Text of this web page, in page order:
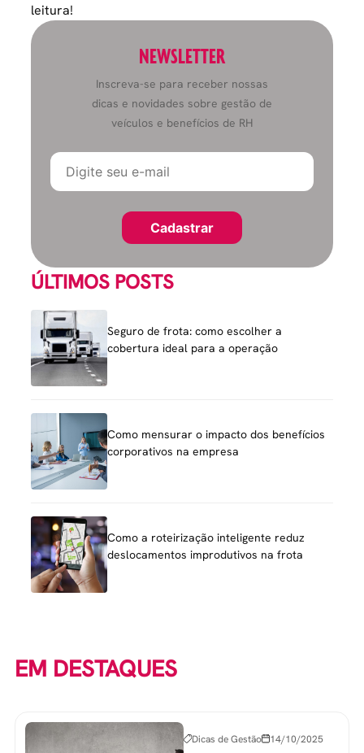
leitura!
NEWSLETTER
Inscreva-se para receber nossas
dicas e novidades sobre gestão de
veículos e benefícios de RH
ÚLTIMOS POSTS
Seguro de frota: como escolher a
cobertura ideal para a operação
Como mensurar o impacto dos benefícios
corporativos na empresa
Como a roteirização inteligente reduz
deslocamentos improdutivos na frota
EM DESTAQUES
Dicas de Gestão 14/10/2025